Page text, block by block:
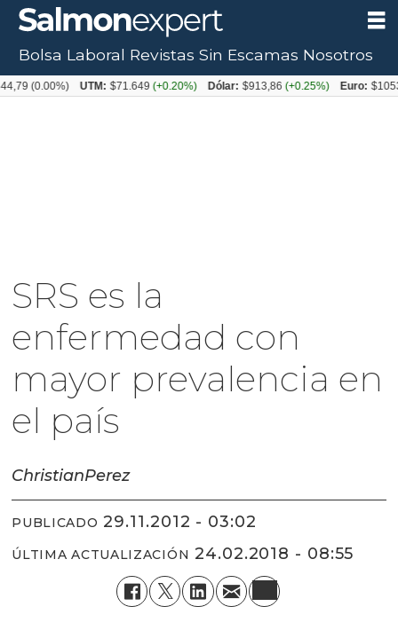
SRS es la
enfermedad con
mayor prevalencia en
el país
ChristianPerez
PUBLICADO 29.11.2012 - 03:02
ÚLTIMA ACTUALIZACIÓN 24.02.2018 - 08:55
Bolsa Laboral Revistas Sin Escamas Nosotros
UTM: $71.649(+0.20%) Dólar: $913,86(+0.25%) Euro: $1053,08(-